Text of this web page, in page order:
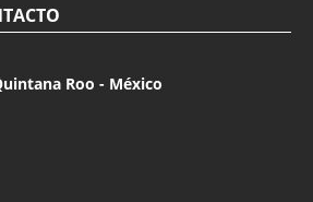
Roo - México